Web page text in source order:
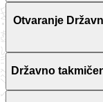
Otvaranje
Državno